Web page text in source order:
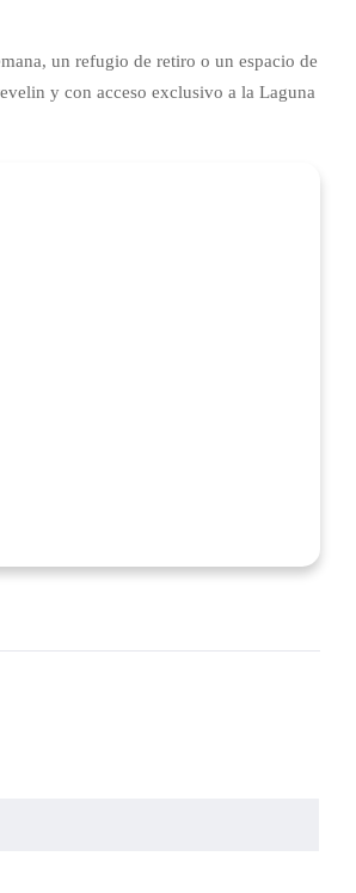
un refugio de retiro o un espacio de
y con acceso exclusivo a la Laguna